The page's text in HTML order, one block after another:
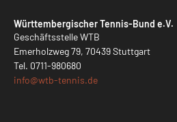
Württembergischer Tennis-Bund e.V.
Geschäftsstelle WTB
Emerholzweg 79, 70439 Stuttgart
Tel. 0711-980680
info@wtb-tennis.de